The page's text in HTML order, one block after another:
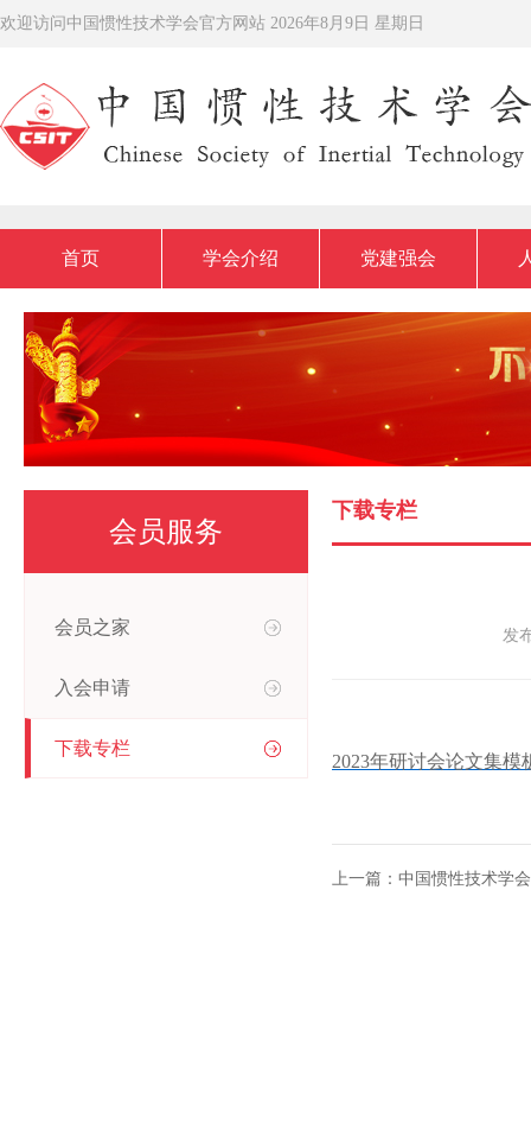
欢迎访问中国惯性技术学会官方网站 2026年8月9日 星期日
首页 学会介绍 党建强会
会员服务
会员之家
入会申请
下载专栏
下载专栏
发
2023年研讨会论文集模
上一篇：中国惯性技术学